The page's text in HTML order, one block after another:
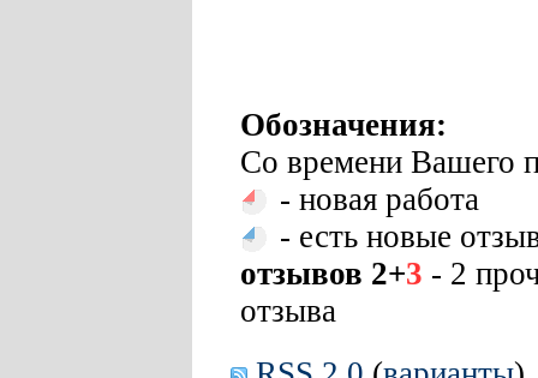
Обозначения:
Со времени Вашего
- новая работа
- есть новые
отзывов 2+3 - 2
отзыва